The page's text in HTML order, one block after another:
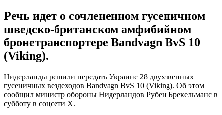
Речь идет о сочлененном гусеничном
шведско-британском амфибийном
бронетранспортере Bandvagn BvS 10
(Viking).
Нидерланды решили передать Украине 28 двухзвенных
гусеничных вездеходов Bandvagn BvS 10 (Viking). Об этом
сообщил министр обороны Нидерландов Рубен Брекельманс в
субботу в соцсети Х.